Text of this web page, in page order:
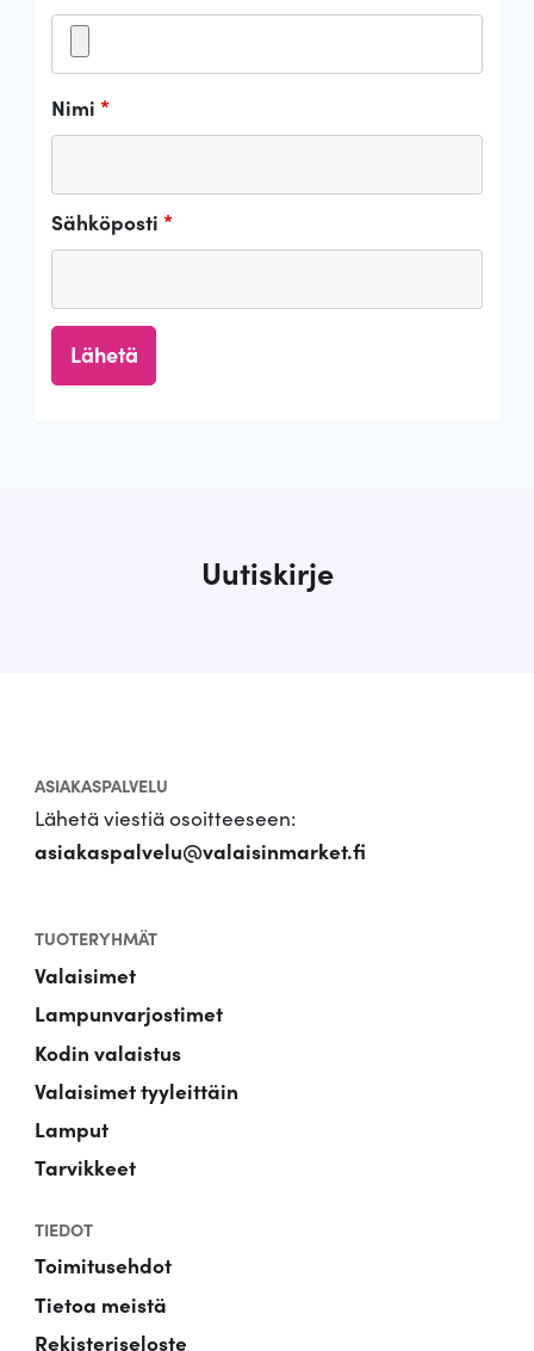
Nimi *
Sähköposti *
Uutiskirje
ASIAKASPALVELU
Lähetä viestiä osoitteeseen:
asiakaspalvelu@valaisinmarket.fi
TUOTERYHMÄT
Valaisimet
Lampunvarjostimet
Kodin valaistus
Valaisimet tyyleittäin
Lamput
Tarvikkeet
TIEDOT
Toimitusehdot
Tietoa meistä
Rekisteriseloste